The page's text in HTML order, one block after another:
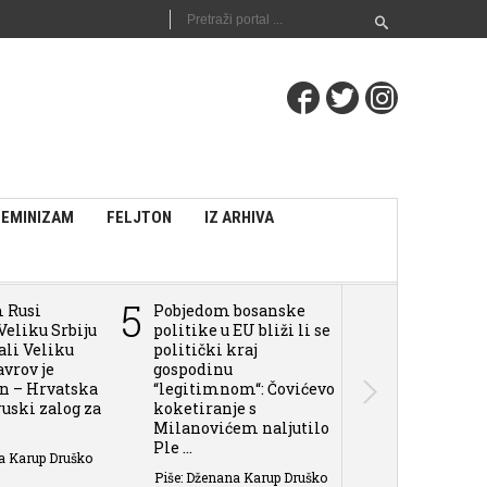
FELJTON IZ ARHIVA
Rusi
Srbiju
Veliku
je
– Hrvatska
zalog za
Karup Druško
5
Pobjedom bosanske
politike u EU bliži li se
politički kraj
gospodinu
“legitimnom“: Čovićevo
koketiranje s
Milanovićem naljutilo
Ple ...
Piše: Dženana Karup Druško